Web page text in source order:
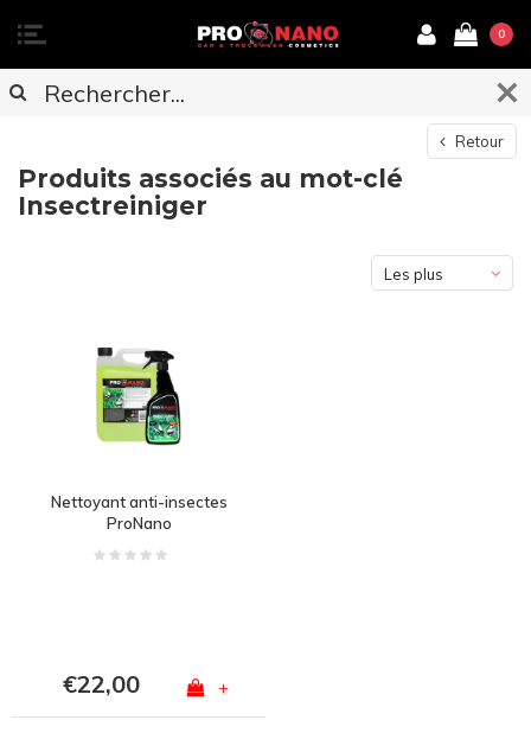
0
Retour
Produits associés au mot-clé
Insectreiniger
Les plus
Nettoyant anti-insectes
ProNano
€22,00 +